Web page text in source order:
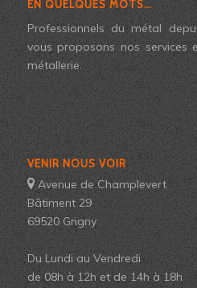
EN QUELQUES MOTS…
Professionnels du métal
vous proposons nos services
métallerie.
VENIR NOUS VOIR
Avenue de Champlevert
Bâtiment 29
69520 Grigny
Du Lundi au Vendredi
de 08h à 12h et de 14h à 18h